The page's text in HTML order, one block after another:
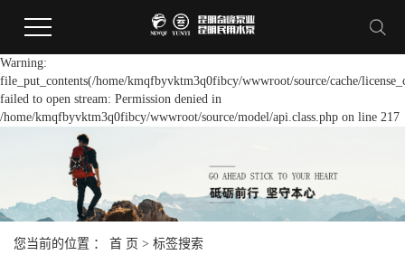
Warning:
file_put_contents(/home/kmqfbyvktm3q0fibcy/wwwroot/source/cache/
failed to open stream: Permission denied in
/home/kmqfbyvktm3q0fibcy/wwwroot/source/model/api.class.php on line 217
您当前的位置 ： 首 页 > 标签搜索